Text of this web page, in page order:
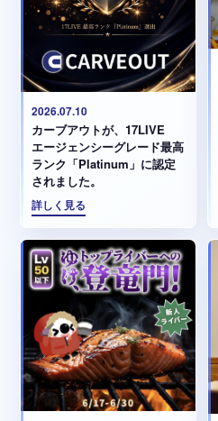
2026.07.10
カーブアウトが、17LIVE
エージェンシーグレード最高
ランク「Platinum」に認定
されました。
詳しく見る